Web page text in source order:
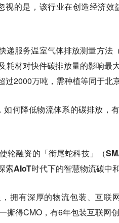
视的是，该行业在创造经济
递服务温室气体排放测量方法
耗材对快件碳排放量的影响最
过2000万吨，需种植等同于北
如何降低物流体系的碳排放，
轮融资的「衔尾蛇科技」（
AIoT时代下的智慧物流碳中和
拥有深厚的物流包装、互联
撕得CMO，有6年包装互联网